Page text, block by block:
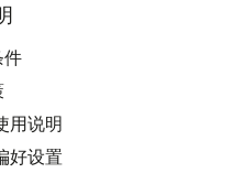
件
用说明
好设置